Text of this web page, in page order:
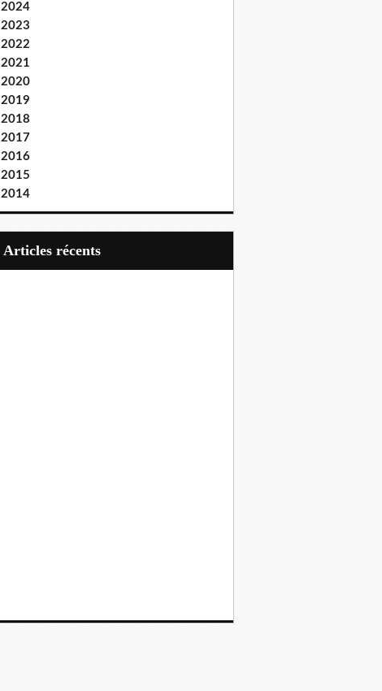
2024
2023
2022
2021
2020
2019
2018
2017
2016
2015
2014
articles récents